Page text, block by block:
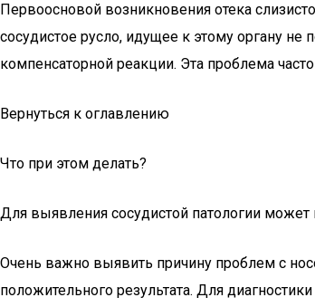
Первоосновой возникновения отека
сосудистое русло, идущее к этому органу
компенсаторной реакции. Эта проблема
Вернуться к оглавлению
Что при этом делать?
Для выявления сосудистой патологии
Очень важно выявить причину проблем с
положительного результата. Для